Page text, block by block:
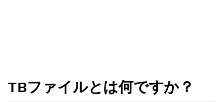
TBファイルとは何ですか？